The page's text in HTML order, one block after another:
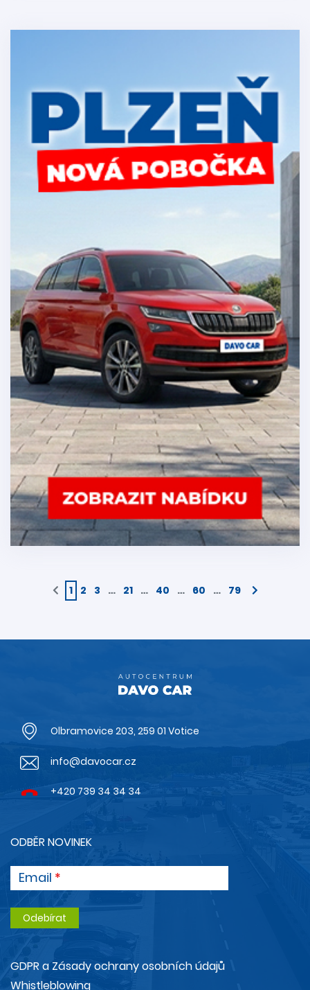
1 2 3 … 21 … 40 … 60 … 79
Olbramovice 203, 259 01 Votice
info@davocar.cz
+420 739 34 34 34
ODBĚR NOVINEK
Email
GDPR a Zásady ochrany osobních údajů
Whistleblowing